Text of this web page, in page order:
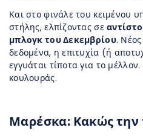
Και στο φινάλε του κειμένου
στήλης, ελπίζοντας σε
μπλογκ του Δεκεμβρίου.
δεδομένα, η επιτυχία (ή
εγγυάται τίποτα για το
κουλουράς.
Μαρέσκα: Κακώς